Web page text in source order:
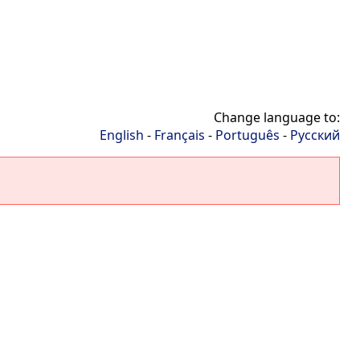
Change language to:
English - Français - Português - Русский